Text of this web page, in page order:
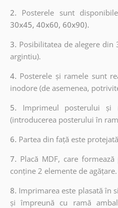
2. Posterele sunt
30x45, 40x60, 60x90).
3. Posibilitatea de alegere
argintiu).
4. Posterele și ramele sunt
inodore (de asemenea,
5. Imprimeul posterului și
(introducerea posterului în
6. Partea din față este
7. Placă MDF, care
conține 2 elemente de agățare.
8. Imprimarea este plasată în
și împreună cu ramă